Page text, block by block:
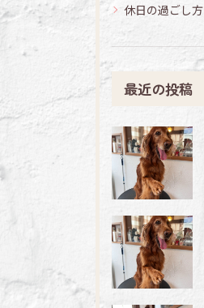
休日の過ごし方
最近の投稿